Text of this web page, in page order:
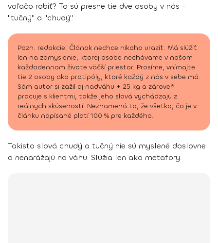
voľačo robiť? To sú presne tie dve osoby v nás -
"tučný" a "chudý".
Pozn. redakcie: Článok nechce nikoho uraziť. Má slúžiť
len na zamyslenie, ktorej osobe nechávame v našom
každodennom živote väčší priestor. Prosíme, vnímajte
tie 2 osoby ako protipóly, ktoré každý z nás v sebe má.
Sám autor si zažil aj nadváhu + 25 kg a zároveň
pracuje s klientmi, takže jeho slová vychádzajú z
reálnych skúseností. Neznamená to, že všetko, čo je v
článku napísané platí 100 % pre každého.
Takisto slová chudý a tučný nie sú myslené doslovne
a nenarážajú na váhu. Slúžia len ako metafory.